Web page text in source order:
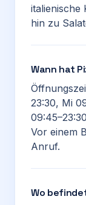
italienische
hin zu
Wann hat
23:30, Mi
Vor einem
Anruf.
Wo